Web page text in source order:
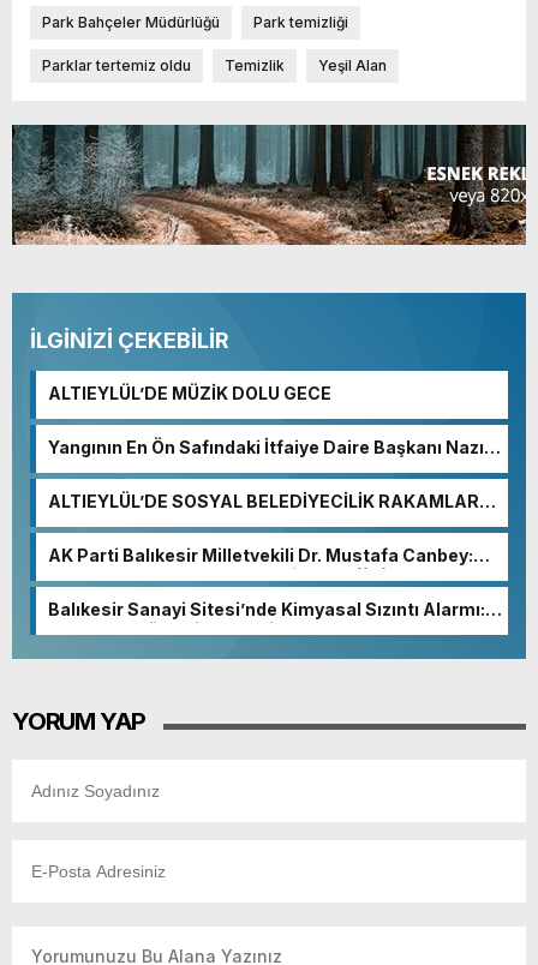
Park Bahçeler Müdürlüğü Park temizliği
Parklar tertemiz oldu Temizlik Yeşil Alan
İLGİNİZİ ÇEKEBİLİR
ALTIEYLÜL’DE MÜZİK DOLU GECE
Yangının En Ön Safındaki İtfaiye Daire Başkanı Nazım
ALTIEYLÜL’DE SOSYAL BELEDİYECİLİK RAKAMLARA
AK Parti Balıkesir Milletvekili Dr. Mustafa Canbey:
“Medyanın varlığı, demokratik ve şeffaf toplumun
Balıkesir Sanayi Sitesi’nde Kimyasal Sızıntı Alarmı:
52. Sokak Güvenlik Nedeniyle Boşaltıldı
YORUM YAP